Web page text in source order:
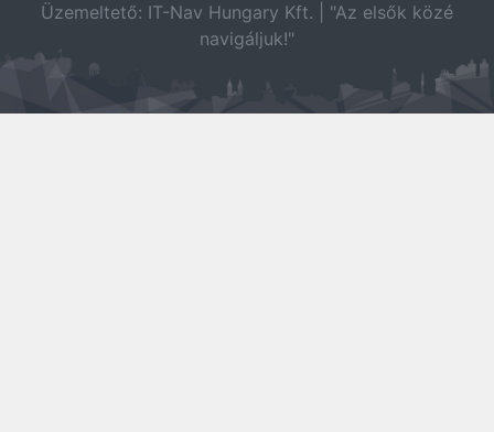
Üzemeltető: IT-Nav Hungary Kft. | "Az elsők közé
navigáljuk!"